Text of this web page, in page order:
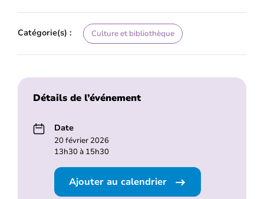
Catégorie(s) : Culture et bibliothèque
Détails de l’événement
Date
20 février 2026
13h30 à 15h30
Ajouter au calendrier